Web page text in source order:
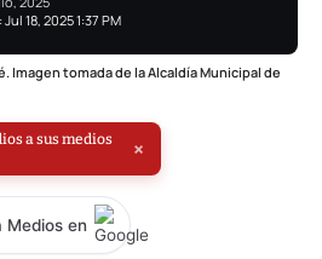
18, 2025 1:37 PM
Imagen tomada de la Alcaldía Municipal de
a sus medios
×
Medios en